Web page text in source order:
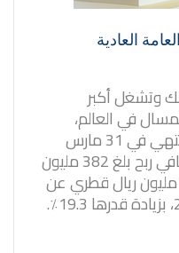
العادية
وتشغل أكبر
في العالم،
نتائجها المالية للربع الأول المنتهي في 31 مارس
2022، حيث حققت الشركة صافي ربح بلغ 382 مليون
ريال قطري مقارنة مع 320.1 مليون ريال قطري عن